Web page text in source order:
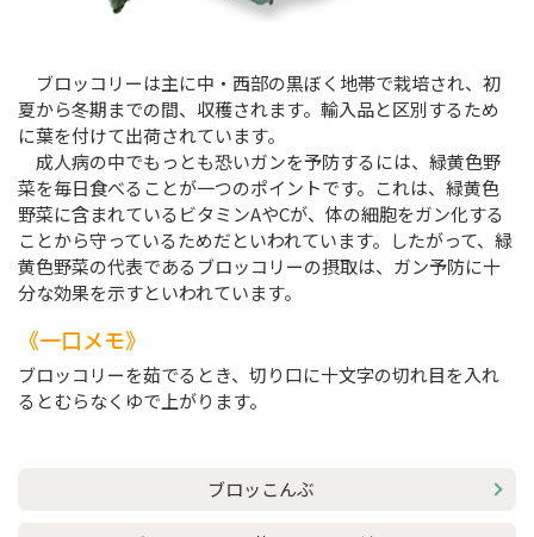
ブロッコリーは主に中・西部の黒ぼく地帯で栽培され、初
夏から冬期までの間、収穫されます。輸入品と区別するため
に葉を付けて出荷されています。
成人病の中でもっとも恐いガンを予防するには、緑黄色野
菜を毎日食べることが一つのポイントです。これは、緑黄色
野菜に含まれているビタミンAやCが、体の細胞をガン化する
ことから守っているためだといわれています。したがって、緑
黄色野菜の代表であるブロッコリーの摂取は、ガン予防に十
分な効果を示すといわれています。
一口メモ
ブロッコリーを茹でるとき、切り口に十文字の切れ目を入れ
るとむらなくゆで上がります。
ブロッこんぶ